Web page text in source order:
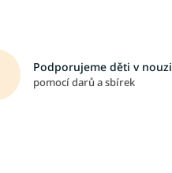
Podporujeme děti v nouzi
pomocí darů a sbírek